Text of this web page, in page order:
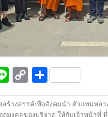
Li
n
e
C
o
p
S
h
ar
ร้างสรรค์เพื่อสังคมนำ ตัวแทนหลว
มงคลของบริจาค ให้กับเจ้าหน้าที่ ที่